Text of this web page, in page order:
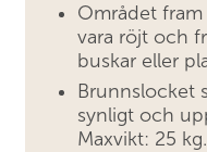
Området
vara röjt och
buskar eller
Brunnslocket
synligt och
Maxvikt: 25 kg.